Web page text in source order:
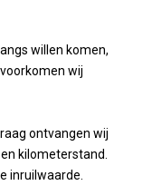
willen komen,
wij
ontvangen wij
kilometerstand.
inruilwaarde.